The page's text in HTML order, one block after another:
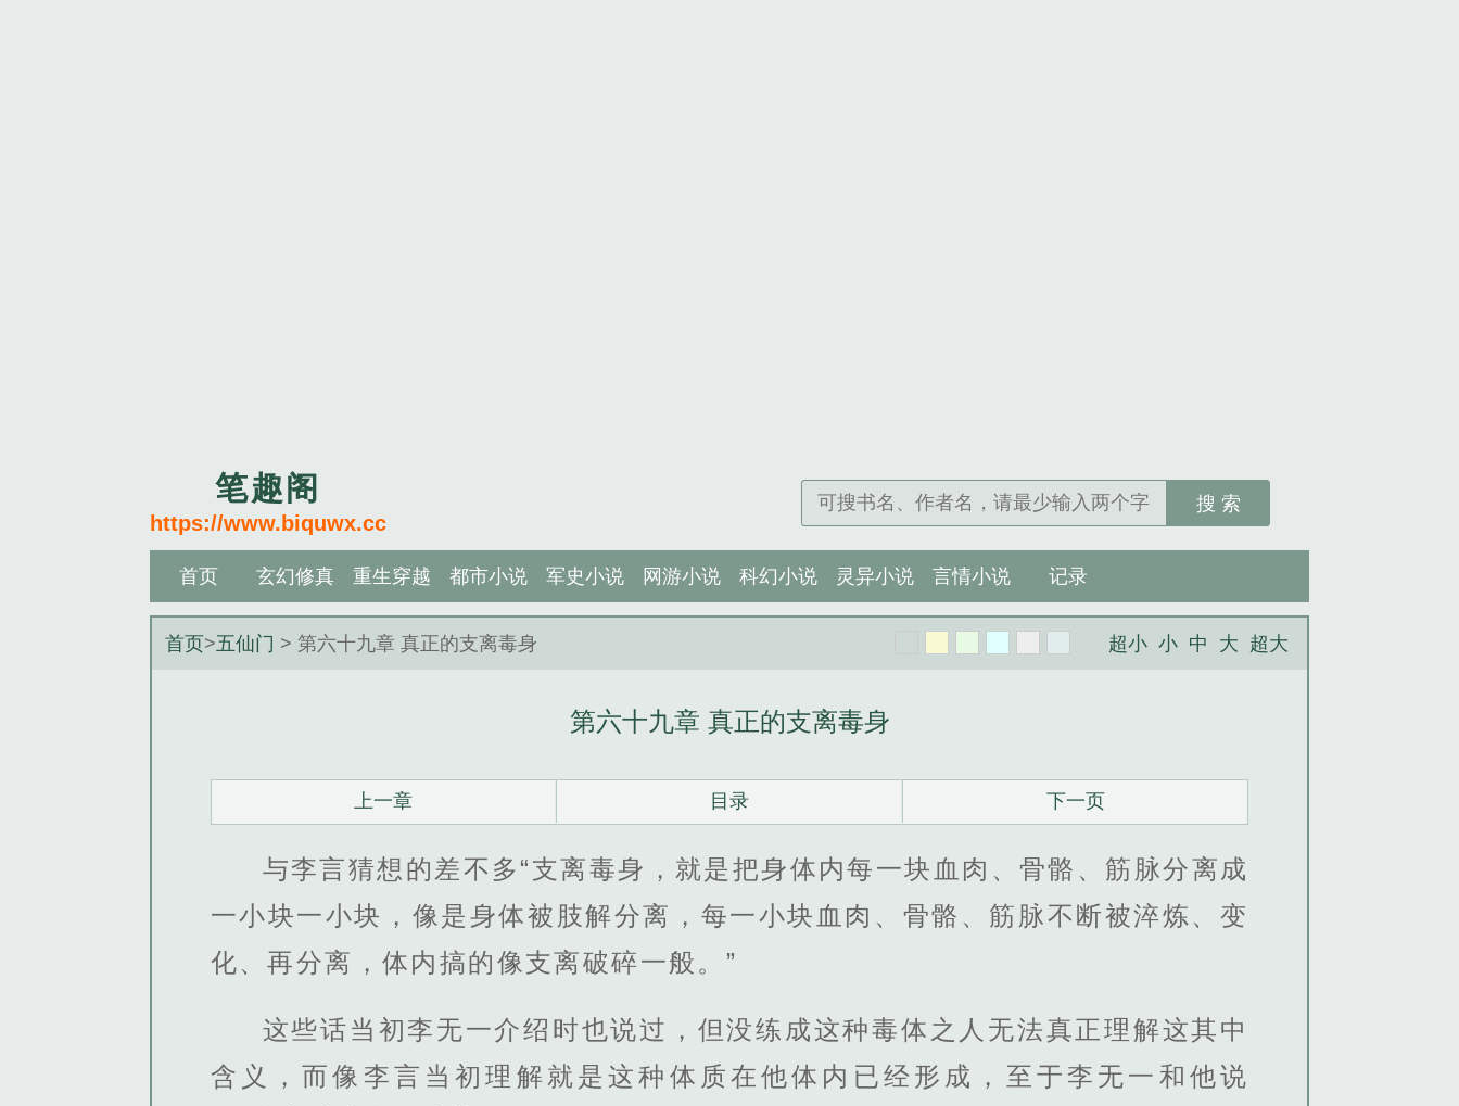
笔趣阁
https://www.biquwx.cc
搜 索
首页 玄幻修真 重生穿越 都市小说 军史小说 网游小说 科幻小说 灵异小说 言情小说 记录
首页>五仙门 > 第六十九章 真正的支离毒身 超小 小 中 大 超大
第六十九章 真正的支离毒身
上一章 目录 下一页
与李言猜想的差不多“支离毒身，就是把身体内每一块血肉、骨骼、筋脉分离成
一小块一小块，像是身体被肢解分离，每一小块血肉、骨骼、筋脉不断被淬炼、变
化、再分离，体内搞的像支离破碎一般。”
这些话当初李无一介绍时也说过，但没练成这种毒体之人无法真正理解这其中
含义，而像李言当初理解就是这种体质在他体内已经形成，至于李无一和他说